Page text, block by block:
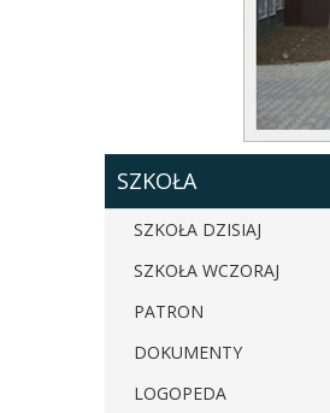
SZKOŁA
SZKOŁA DZISIAJ
SZKOŁA WCZORAJ
PATRON
DOKUMENTY
LOGOPEDA